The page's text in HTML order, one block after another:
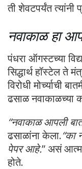
ती शेवटपर्यंत त्यांनी
नवाकाळ हा
पंधरा ऑगस्टच्या
सिद्धार्थ हॉस्टेल ते
विरोधी मोर्च्याची
ढसाळ नवाकाळच्या
“नवाकाळ आपली
ढसाळांना केला.“का
पेपर आहे.” असं
होते.